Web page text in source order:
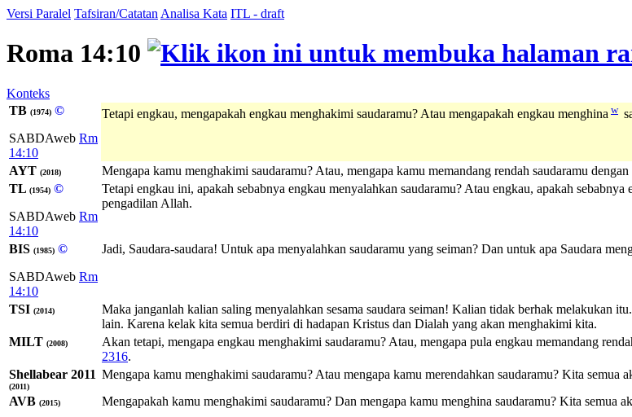
Versi Paralel Tafsiran/Catatan Analisa Kata ITL - draft
Roma 14:10
Konteks
TB (1974) ©
SABDAweb Rm
14:10
Tetapi engkau, mengapakah engkau menghakimi saudaramu? Atau mengapakah engkau menghina w
AYT (2018)
Mengapa kamu menghakimi saudaramu? Atau, mengapa kamu memandang rendah saudaramu
TL (1954) ©
SABDAweb Rm
14:10
Tetapi engkau ini, apakah sebabnya engkau menyalahkan saudaramu? Atau engkau, apakah
pengadilan Allah.
BIS (1985) ©
SABDAweb Rm
14:10
Jadi, Saudara-saudara! Untuk apa menyalahkan saudaramu yang seiman? Dan untuk apa Saudara
TSI (2014)
Maka janganlah kalian saling menyalahkan sesama saudara seiman! Kalian tidak berhak melakukan
lain. Karena kelak kita semua berdiri di hadapan Kristus dan Dialah yang akan menghakimi kita.
MILT (2008) Akan tetapi, mengapa engkau menghakimi saudaramu? Atau, mengapa pula engkau memandang
2316.
Shellabear 2011
(2011)
Mengapa kamu menghakimi saudaramu? Atau mengapa kamu merendahkan saudaramu? Kita semua
AVB (2015) Mengapakah kamu menghakimi saudaramu? Dan mengapa kamu menghina saudaramu? Kita semua